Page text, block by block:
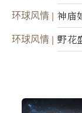
环球风情 神庙
环球风情 野花